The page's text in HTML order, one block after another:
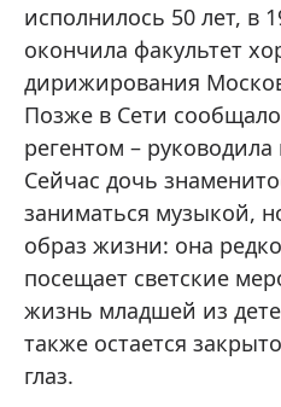
исполнилось 50 лет, в
окончила факультет
дирижирования
Позже в Сети
регентом –
Сейчас дочь
заниматься музыкой,
образ жизни: она
посещает светские
жизнь младшей из
также остается
глаз.